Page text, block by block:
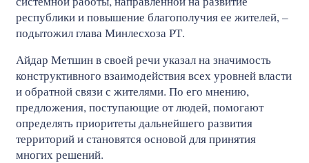
республики и повышение благополучия ее жителей, –
подытожил глава Минлесхоза РТ.
Айдар Метшин в своей речи указал на значимость
конструктивного взаимодействия всех уровней власти
и обратной связи с жителями. По его мнению,
предложения, поступающие от людей, помогают
определять приоритеты дальнейшего развития
территорий и становятся основой для принятия
многих решений.